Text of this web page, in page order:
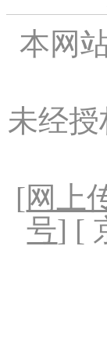
本网
未经
[网上
号] [